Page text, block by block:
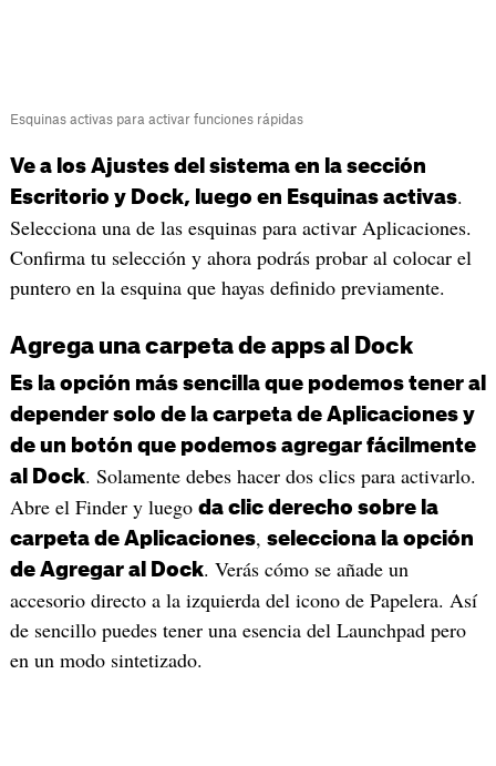
Esquinas activas para activar funciones rápidas
Ve a los Ajustes del sistema en la sección
Escritorio y Dock, luego en Esquinas activas.
Selecciona una de las esquinas para activar Aplicaciones.
Confirma tu selección y ahora podrás probar al colocar el
puntero en la esquina que hayas definido previamente.
Agrega una carpeta de apps al Dock
Es la opción más sencilla que podemos tener al
depender solo de la carpeta de Aplicaciones y
de un botón que podemos agregar fácilmente
al Dock. Solamente debes hacer dos clics para activarlo.
Abre el Finder y luego da clic derecho sobre la
carpeta de Aplicaciones, selecciona la opción
de Agregar al Dock. Verás cómo se añade un
accesorio directo a la izquierda del icono de Papelera. Así
de sencillo puedes tener una esencia del Launchpad pero
en un modo sintetizado.